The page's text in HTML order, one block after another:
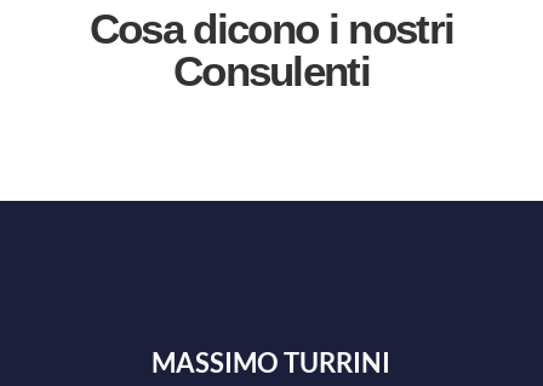
Cosa dicono i nostri
Consulenti
MASSIMO TURRINI